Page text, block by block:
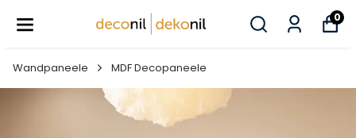
0
Wandpaneele MDF Decopaneele